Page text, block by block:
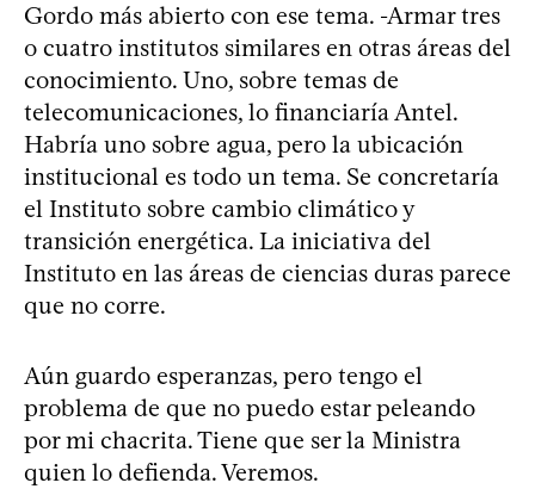
Gordo más abierto con ese tema. -Armar tres
o cuatro institutos similares en otras áreas del
conocimiento. Uno, sobre temas de
telecomunicaciones, lo financiaría Antel.
Habría uno sobre agua, pero la ubicación
institucional es todo un tema. Se concretaría
el Instituto sobre cambio climático y
transición energética. La iniciativa del
Instituto en las áreas de ciencias duras parece
que no corre.
Aún guardo esperanzas, pero tengo el
problema de que no puedo estar peleando
por mi chacrita. Tiene que ser la Ministra
quien lo defienda. Veremos.